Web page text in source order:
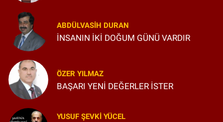
ABDÜLVASIH DURAN
İNSANIN İKİ DOĞUM GÜNÜ VARDIR
ÖZER YILMAZ
BAŞARI YENİ DEĞERLER İSTER
YUSUF ŞEVKI YÜCEL